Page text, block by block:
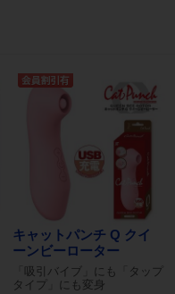
キャットパンチ Q クイ
ーンビーローター
「吸引バイブ」にも「タップ
タイプ」にも変身